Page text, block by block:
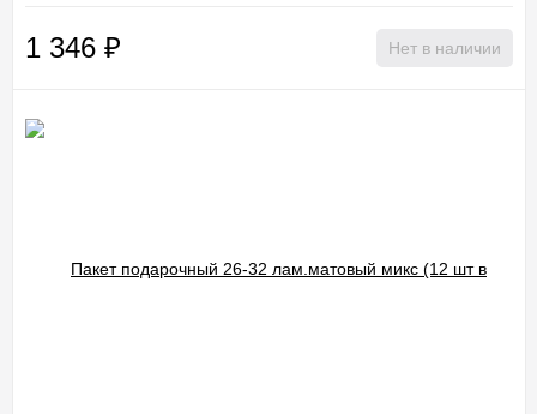
1 346 ₽ Нет в наличии